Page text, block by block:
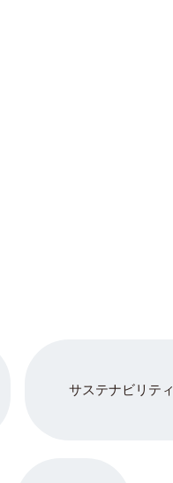
サステナビリティ